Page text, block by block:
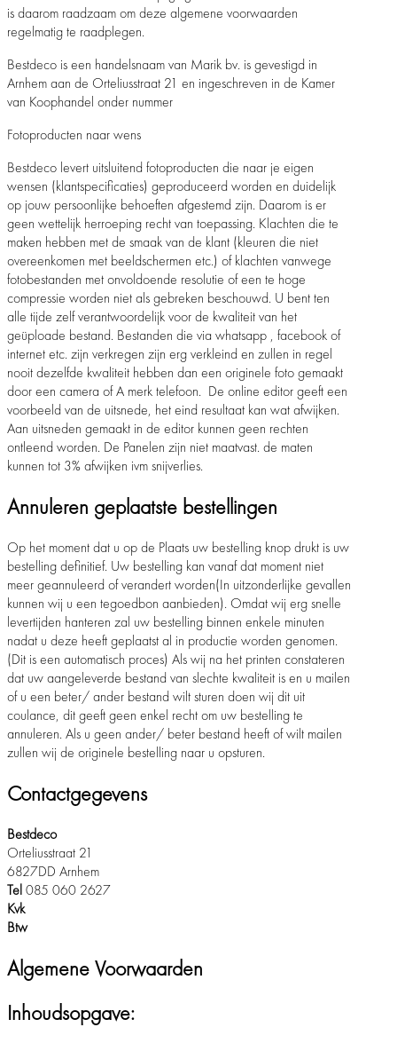
is daarom raadzaam om deze algemene voorwaarden
regelmatig te raadplegen.
Bestdeco is een handelsnaam van Marik bv. is gevestigd in
Arnhem aan de Orteliusstraat 21 en ingeschreven in de Kamer
van Koophandel onder nummer
Fotoproducten naar wens
Bestdeco levert uitsluitend fotoproducten die naar je eigen
wensen (klantspecificaties) geproduceerd worden en duidelijk
op jouw persoonlijke behoeften afgestemd zijn. Daarom is er
geen wettelijk herroeping recht van toepassing. Klachten die te
maken hebben met de smaak van de klant (kleuren die niet
overeenkomen met beeldschermen etc.) of klachten vanwege
fotobestanden met onvoldoende resolutie of een te hoge
compressie worden niet als gebreken beschouwd. U bent ten
alle tijde zelf verantwoordelijk voor de kwaliteit van het
geüploade bestand. Bestanden die via whatsapp , facebook of
internet etc. zijn verkregen zijn erg verkleind en zullen in regel
nooit dezelfde kwaliteit hebben dan een originele foto gemaakt
door een camera of A merk telefoon. De online editor geeft een
voorbeeld van de uitsnede, het eind resultaat kan wat afwijken.
Aan uitsneden gemaakt in de editor kunnen geen rechten
ontleend worden. De Panelen zijn niet maatvast. de maten
kunnen tot 3% afwijken ivm snijverlies.
Annuleren geplaatste bestellingen
Op het moment dat u op de Plaats uw bestelling knop drukt is uw
bestelling definitief. Uw bestelling kan vanaf dat moment niet
meer geannuleerd of verandert worden(In uitzonderlijke gevallen
kunnen wij u een tegoedbon aanbieden). Omdat wij erg snelle
levertijden hanteren zal uw bestelling binnen enkele minuten
nadat u deze heeft geplaatst al in productie worden genomen.
(Dit is een automatisch proces) Als wij na het printen constateren
dat uw aangeleverde bestand van slechte kwaliteit is en u mailen
of u een beter/ ander bestand wilt sturen doen wij dit uit
coulance, dit geeft geen enkel recht om uw bestelling te
annuleren. Als u geen ander/ beter bestand heeft of wilt mailen
zullen wij de originele bestelling naar u opsturen.
Contactgegevens
Bestdeco
Orteliusstraat 21
6827DD Arnhem
Tel085 060 2627
Kvk
Btw
Algemene Voorwaarden
Inhoudsopgave: